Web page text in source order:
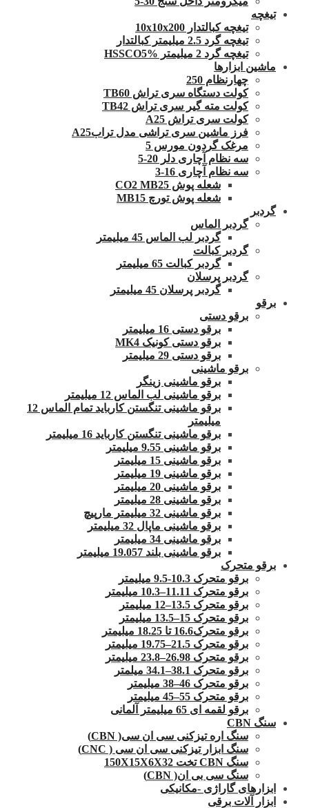
تیغچه
تیغچه کبالتدار 10x10x200
تیغچه گرد 2.5 میلیمتر کبالتدار
تیغچه گرد 2 میلیمتر HSSCO5%
ماشین ابزارها
چهارنظام 250
کولت دستگاه سری تراش TB60
کولت مته گیر سری تراش TB42
کولت سری تراش A25
فرز ماشین سری تراشی مدل ترابA25
مرغک گردون مورس 5
سه نظام آچاری دلر 20-5
سه نظام آچاری 16-3
شعله پوش CO2 MB25
شعله پوش تورچ MB15
گردبر
گردبر الماس
گردبر لب الماس 45 میلیمتر
گردبر کبالت
گردبر کبالت 65 میلیمتر
گردبر پرسلان
گردبر پرسلان 45 میلیمتر
برقو
برقو دستی
برقو دستی 16 میلیمتر
برقو دستی کونیک MK4
برقو دستی 29 میلیمتر
برقو ماشینی
برقو ماشینی زینگر
برقو ماشینی لب الماس 12 میلیمتر
برقو ماشینی تنگستن کارباید تمام الماس 12
میلیمتر
برقو ماشینی تنگستن کارباید 16 میلیمتر
برقو ماشینی 9.55 میلیمتر
برقو ماشینی 15 میلیمتر
برقو ماشینی 19 میلیمتر
برقو ماشینی 20 میلیمتر
برقو ماشینی 28 میلیمتر
برقو ماشینی 32 میلیمتر مارپیچ
برقو ماشینی ماپال 32 میلیمتر
برقو ماشینی 34 میلیمتر
برقو ماشینی بلند 19.057 میلیمتر
برقو متحرک
برقو متحرک 10.3-9.5 میلیمتر
برقو متحرک 11.11–10.3 میلیمتر
برقو متحرک 13.5–12 میلیمتر
برقو متحرک 15–13.5 میلیمتر
برقو متحرک16.6 تا 18.25 میلیمتر
برقو متحرک 21.5–19.75 میلیمتر
برقو متحرک 26.98–23.8 میلیمتر
برقو متحرک 38.1–34.1 میلمتر
برقو متحرک 46–38 میلیمتر
برقو متحرک 55–45 میلیمتر
برقو لقمه ای 65 میلیمتر آلمانی
سنگ CBN
سنگ اره تیزکنی سی ان سی( CBN)
سنگ ابزار تیزکنی سی ان سی ( CNC)
سنگ CBN تخت 150X15X6X32
سنگ سی بی ان( CBN)
ابزارهای گاراژی -مکانیکی
ابزار آلات برقی